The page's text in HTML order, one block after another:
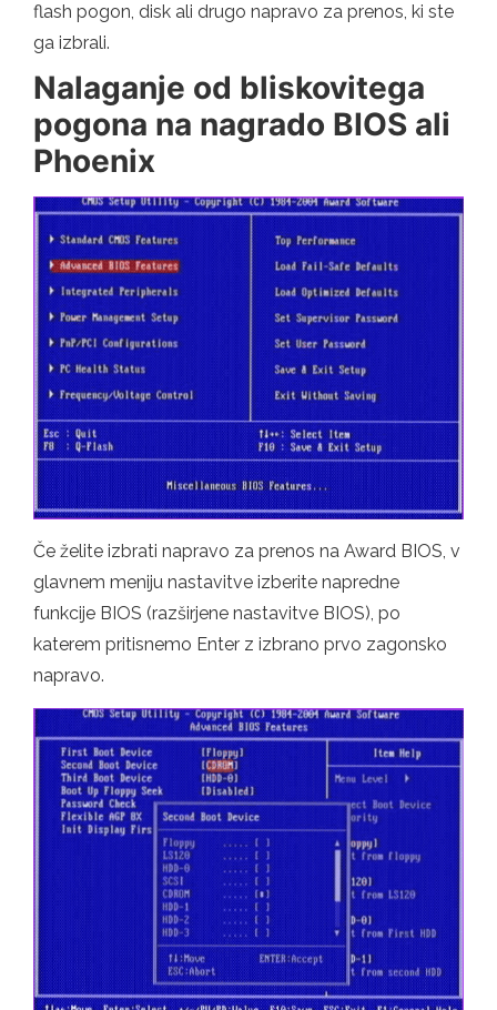
flash pogon, disk ali drugo napravo za prenos, ki ste
ga izbrali.
Nalaganje od bliskovitega
pogona na nagrado BIOS ali
Phoenix
Če želite izbrati napravo za prenos na Award BIOS, v
glavnem meniju nastavitve izberite napredne
funkcije BIOS (razširjene nastavitve BIOS), po
katerem pritisnemo Enter z izbrano prvo zagonsko
napravo.